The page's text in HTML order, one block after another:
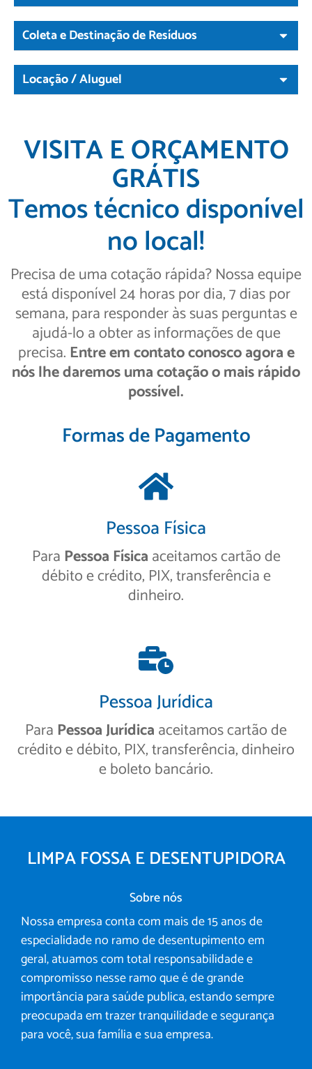
Coleta e Destinação de Resíduos
Locação / Aluguel
VISITA E ORÇAMENTO
GRÁTIS
Temos técnico disponível
no local!
Precisa de uma cotação rápida? Nossa equipe
está disponível 24 horas por dia, 7 dias por
semana, para responder às suas perguntas e
ajudá-lo a obter as informações de que
precisa. Entre em contato conosco agora e
nós lhe daremos uma cotação o mais rápido
possível.
Formas de Pagamento
Pessoa Física
Para Pessoa Físicaaceitamos cartão de
débito e crédito, PIX, transferência e
dinheiro.
Pessoa Jurídica
Para Pessoa Jurídicaaceitamos cartão de
crédito e débito, PIX, transferência, dinheiro
e boleto bancário.
LIMPA FOSSA E DESENTUPIDORA
Sobre nós
Nossa empresa conta com mais de 15 anos de
especialidade no ramo de desentupimento em
geral, atuamos com total responsabilidade e
compromisso nesse ramo que é de grande
importância para saúde publica, estando sempre
preocupada em trazer tranquilidade e segurança
para você, sua família e sua empresa.